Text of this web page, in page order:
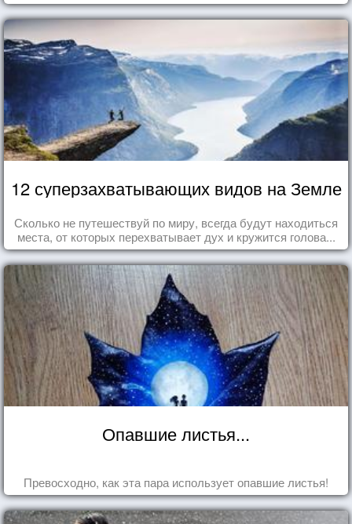
12 суперзахватывающих видов на Земле
Сколько не путешествуй по миру, всегда будут находиться
места, от которых перехватывает дух и кружится голова...
Опавшие листья...
Превосходно, как эта пара использует опавшие листья!